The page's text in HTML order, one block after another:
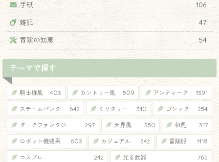
手紙
106
雑記
47
冒険の知恵
54
テーマで探す
騎士様風 403 カントリー風 509 アンティーク 1391
スチームパンク 642 ミリタリー 310 ゴシック 254
ダークファンタジー 297 天界風 350 和風 317
ロボット機械系 603 カジュアル 542 冒険服 1118
コスプレ 242 光る武器 765